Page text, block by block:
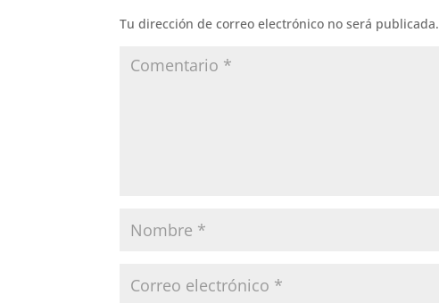
Tu dirección de correo electrónico no será publicada.